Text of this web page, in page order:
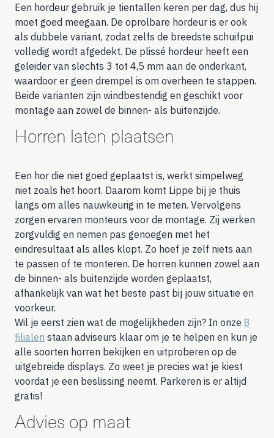
Een hordeur gebruik je tientallen keren per dag, dus hij
moet goed meegaan. De oprolbare hordeur is er ook
als dubbele variant, zodat zelfs de breedste schuifpui
volledig wordt afgedekt. De plissé hordeur heeft een
geleider van slechts 3 tot 4,5 mm aan de onderkant,
waardoor er geen drempel is om overheen te stappen.
Beide varianten zijn windbestendig en geschikt voor
montage aan zowel de binnen- als buitenzijde.
Horren laten plaatsen
Een hor die niet goed geplaatst is, werkt simpelweg
niet zoals het hoort. Daarom komt Lippe bij je thuis
langs om alles nauwkeurig in te meten. Vervolgens
zorgen ervaren monteurs voor de montage. Zij werken
zorgvuldig en nemen pas genoegen met het
eindresultaat als alles klopt. Zo hoef je zelf niets aan
te passen of te monteren. De horren kunnen zowel aan
de binnen- als buitenzijde worden geplaatst,
afhankelijk van wat het beste past bij jouw situatie en
voorkeur.
Wil je eerst zien wat de mogelijkheden zijn? In onze 8
filialen staan adviseurs klaar om je te helpen en kun je
alle soorten horren bekijken en uitproberen op de
uitgebreide displays. Zo weet je precies wat je kiest
voordat je een beslissing neemt. Parkeren is er altijd
gratis!
Advies op maat